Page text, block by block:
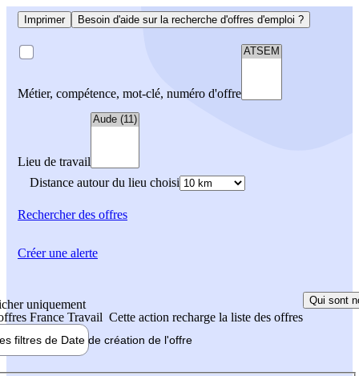
Imprimer Besoin d'aide sur la recherche d'offres d'emploi ?
Métier, compétence, mot-clé, numéro d'offre
Lieu de travail
Distance autour du lieu choisi
Rechercherdes offres
uniquement
France Travail Cette action recharge la liste des offres
Qui sont
filtres de Date de création de l'offre
Créer une alerte